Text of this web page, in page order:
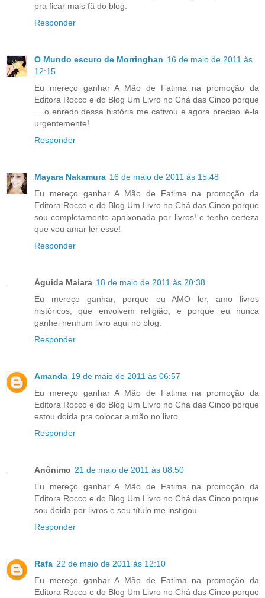
pra ficar mais fã do blog.
Responder
O Mundo escuro de Morringhan 16 de maio de 2011 às
12:15
Eu mereço ganhar A Mão de Fatima na promoção da
Editora Rocco e do Blog Um Livro no Chá das Cinco porque
... o enredo dessa história me cativou e agora preciso lê-la
urgentemente!
Responder
Mayara Nakamura 16 de maio de 2011 às 15:48
Eu mereço ganhar A Mão de Fatima na promoção da
Editora Rocco e do Blog Um Livro no Chá das Cinco porque
sou completamente apaixonada por livros! e tenho certeza
que vou amar ler esse!
Responder
Águida Maiara 18 de maio de 2011 às 20:38
Eu mereço ganhar, porque eu AMO ler, amo livros
históricos, que envolvem religião, e porque eu nunca
ganhei nenhum livro aqui no blog.
Responder
Amanda 19 de maio de 2011 às 06:57
Eu mereço ganhar A Mão de Fatima na promoção da
Editora Rocco e do Blog Um Livro no Chá das Cinco porque
estou doida pra colocar a mão no livro.
Responder
Anônimo 21 de maio de 2011 às 08:50
Eu mereço ganhar A Mão de Fatima na promoção da
Editora Rocco e do Blog Um Livro no Chá das Cinco porque
sou doida por livros e seu título me instigou.
Responder
Rafa 22 de maio de 2011 às 12:10
Eu mereço ganhar A Mão de Fatima na promoção da
Editora Rocco e do Blog Um Livro no Chá das Cinco porque